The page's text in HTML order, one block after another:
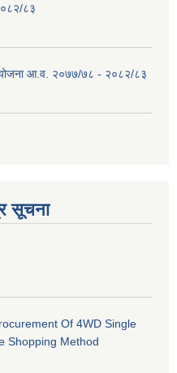
८३
आ.व. २०७७/७८ - २०८२/८३
सूचना
Of 4WD Single
Shopping Method